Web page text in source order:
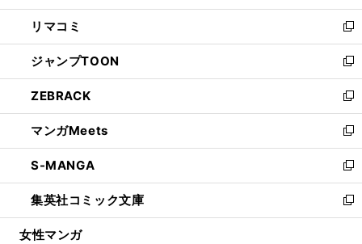
ウ
で
開
く
ン
ド
ウ
で
開
く
ウ
ィ
ン
ド
ウ
で
開
く
し
い
ウ
ィ
ン
ド
ウ
で
開
く
リマコミ
新
し
い
ウ
ィ
ン
ド
ウ
で
開
く
ジャンプTOON
新
し
い
ウ
ィ
ン
ド
ウ
で
開
ZEBRACK
新
し
い
ウ
ィ
ン
ド
ウ
マンガMeets
新
し
い
ウ
ィ
ン
S-MANGA
新
し
い
ウ
集英社コミック文庫
新
し
女性マンガ